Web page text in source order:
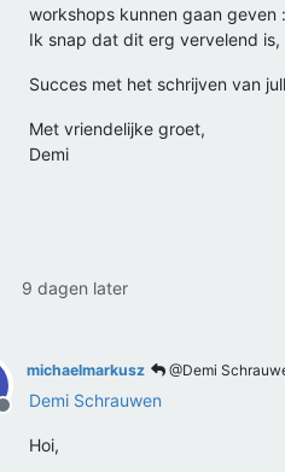
workshops kunnen gaan geven
Ik snap dat dit erg vervelend
Succes met het schrijven van
Met vriendelijke groet,
Demi
9 dagen later
Offline
michaelmarkusz @Demi
Demi Schrauwen
Hoi,